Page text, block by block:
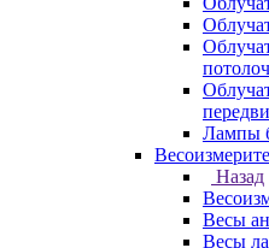
Лампы
Назад
Весы
Весы